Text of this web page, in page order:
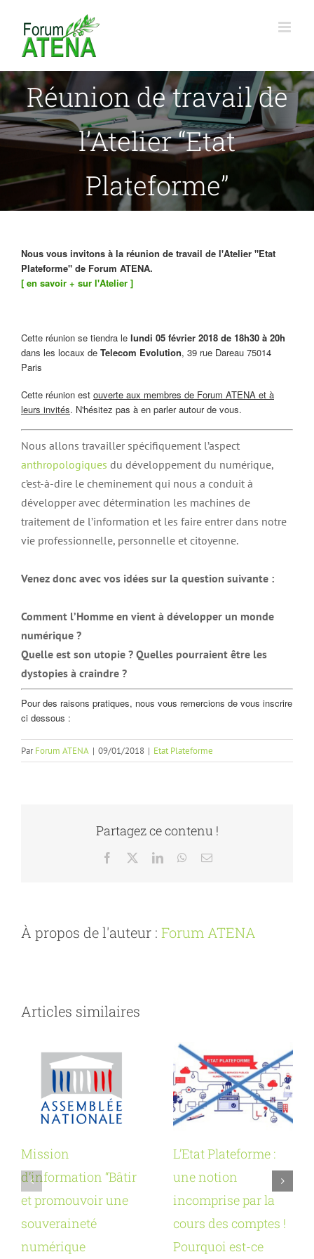
contenu
Réunion de travail de
l’Atelier “Etat
Plateforme”
Nous vous invitons à la réunion de travail de l'Atelier "Etat
Plateforme" de Forum ATENA.
[ en savoir + sur l'Atelier ]
Cette réunion se tiendra le lundi 05 février 2018 de 18h30 à 20h
dans les locaux de Telecom Evolution, 39 rue Dareau 75014
Paris
Cette réunion est ouverte aux membres de Forum ATENA et à
leurs invités. N'hésitez pas à en parler autour de vous.
Nous allons travailler spécifiquement l’aspect
anthropologiques du développement du numérique,
c’est-à-dire le cheminement qui nous a conduit à
développer avec détermination les machines de
traitement de l’information et les faire entrer dans notre
vie professionnelle, personnelle et citoyenne.
Venez donc avec vos idées sur la question suivante :
Comment l’Homme en vient à développer un monde
numérique ?
Quelle est son utopie ? Quelles pourraient être les
dystopies à craindre ?
Pour des raisons pratiques, nous vous remercions de vous inscrire
ci dessous :
ParForum ATENA | 09/01/2018 | Etat Plateforme
Partagez ce contenu !
Facebook LinkedInWhatsApp
Email
À propos de l'auteur : Forum ATENA
Articles similaires
Mission
d’information “Bâtir
et promouvoir une
souveraineté
numérique
L’Etat Plateforme :
une notion
incomprise par la
cours des comptes !
Pourquoi est-ce